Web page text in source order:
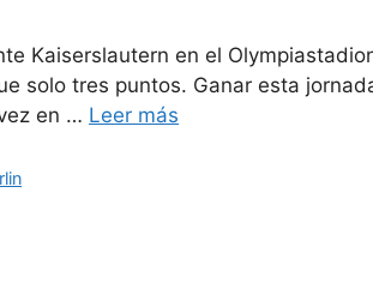
Kaiserslautern en el
solo tres puntos. Ganar esta
en … Leer más